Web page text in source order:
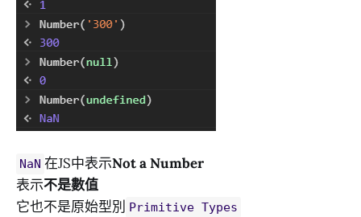
NaN 在JS中表示Not a Number
表示不是數值
它也不是原始型別 Primitive Types